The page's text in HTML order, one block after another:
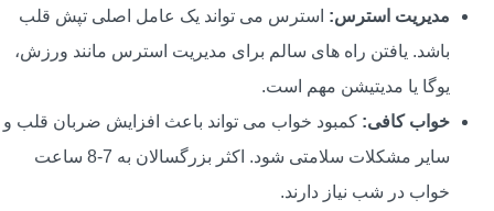
مدیریت استرس:استرس می تواند یک عامل اصلی تپش قلب
باشد. یافتن راه های سالم برای مدیریت استرس مانند ورزش،
یوگا یا مدیتیشن مهم است.
خواب کافی:کمبود خواب می تواند باعث افزایش ضربان قلب و
سایر مشکلات سلامتی شود. اکثر بزرگسالان به 7-8 ساعت
خواب در شب نیاز دارند.